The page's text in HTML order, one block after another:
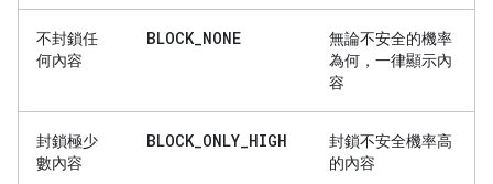
不封鎖任
何內容
BLOCK_NONE
無論不安全的機率
為何，一律顯示內
容
封鎖極少
數內容
BLOCK_ONLY_HIGH
封鎖不安全機率高
的內容